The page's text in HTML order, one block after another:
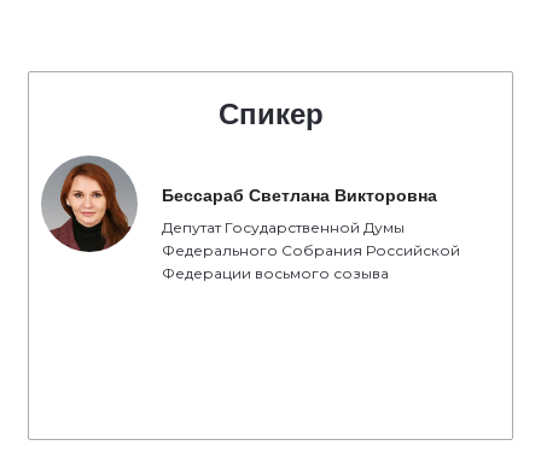
Спикер
Бессараб Светлана Викторовна
Депутат Государственной Думы
Федерального Собрания Российской
Федерации восьмого созыва